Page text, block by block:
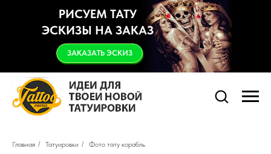
РИСУЕМ ТАТУ
ЭСКИЗЫ НА ЗАКАЗ
ЗАКАЗАТЬ ЭСКИЗ
Главная / Татуировки / Фото тату корабль